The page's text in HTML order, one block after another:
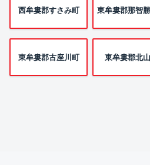
西牟婁郡すさみ町 東牟婁郡那智
東牟婁郡古座川町 東牟婁郡北